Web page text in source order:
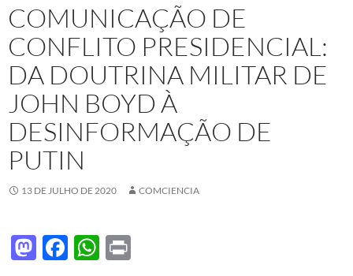
COMUNICAÇÃO DE
CONFLITO PRESIDENCIAL:
DA DOUTRINA MILITAR DE
JOHN BOYD À
DESINFORMAÇÃO DE
PUTIN
13 DE JULHO DE 2020 COMCIENCIA
M F
W